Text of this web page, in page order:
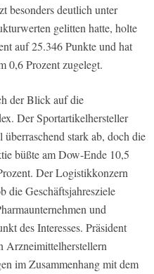
besonders deutlich unter
gelitten hatte, holte
auf 25.346 Punkte und hat
0,6 Prozent zugelegt.
der Blick auf die
Der Sportartikelhersteller
stark ab, doch die
büßte am Dow-Ende 10,5
Der Logistikkonzern
die Geschäftsjahresziele
und
des Interesses. Präsident
Arzneimittelherstellern
im Zusammenhang mit dem